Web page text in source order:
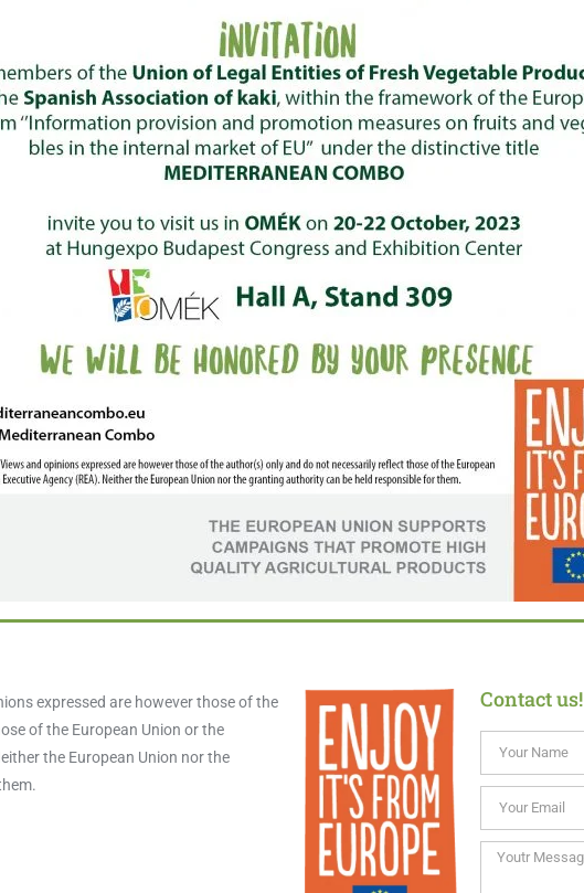
expressed are however those of the
of the European Union or the
the European Union nor the
Contact us!